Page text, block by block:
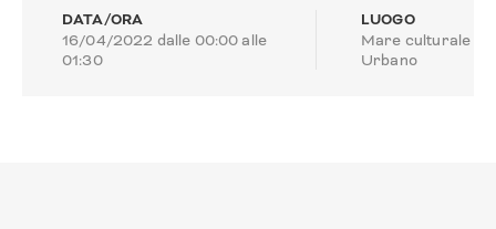
DATA/ORA
16/04/2022 dalle 00:00 alle
01:30
LUOGO
Mare culturale
Urbano